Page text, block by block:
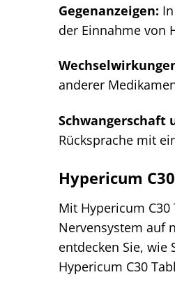
Gegenanzeigen:
der Einnahme von
anderer
Schwangerschaft
Rücksprache mit
Hypericum
Mit Hypericum
Nervensystem auf
entdecken Sie, wie
Hypericum C30